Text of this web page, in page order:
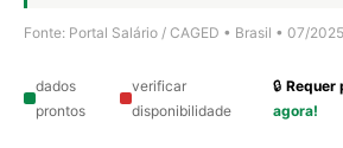
Fonte: Portal Salário / CAGED • Brasil • 07/
dados
prontos
verificar
disponibilidade
🔒Requer
agora!